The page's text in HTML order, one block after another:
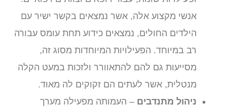
אנשי מקצוע אלה, אשר נמצאים בקשר ישיר עם
הילדים החולים, נמצאים כידוע תחת עומס עבורה
רב במיוחד. הפעילויות המיוחדות מסוג זה,
מסייעות גם להם להתאוורר ולזכות במעט הקלה
מנטלית, אשר לעתים הם זקוקים לה מאוד.
ניהול מתנדבים– העמותה מפעילה מערך